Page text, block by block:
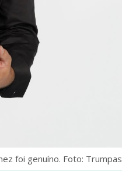
foi genuíno. Foto: Trumpas